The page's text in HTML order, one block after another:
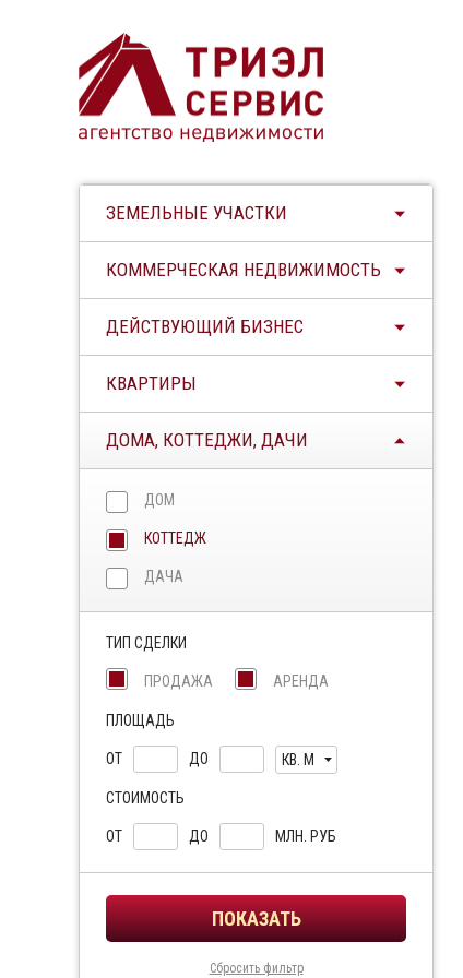
ЗЕМЕЛЬНЫЕ УЧАСТКИ
КОММЕРЧЕСКАЯ НЕДВИЖИМОСТЬ
ДЕЙСТВУЮЩИЙ БИЗНЕС
КВАРТИРЫ
ДОМА, КОТТЕДЖИ, ДАЧИ
ДОМ
КОТТЕДЖ
ДАЧА
ТИП СДЕЛКИ
ПРОДАЖА АРЕНДА
ПЛОЩАДЬ
ОТ ДО КВ. М
СТОИМОСТЬ
ОТ ДО МЛН. РУБ
Сбросить фильтр